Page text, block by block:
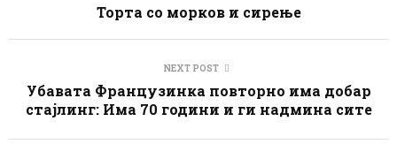
Торта со морков и сирење
NEXT POST
Убавата Французинка повторно има добар
стајлинг: Има 70 години и ги надмина сите